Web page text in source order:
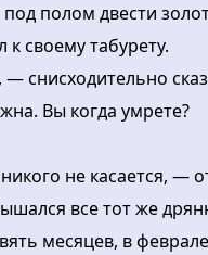
полом двести
к своему табурету.
снисходительно
Вы когда умрете?
не касается, —
все тот же
месяцев, в